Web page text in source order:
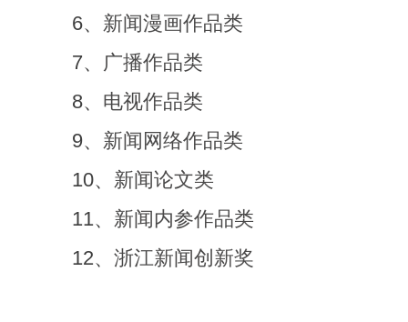
6、 新闻漫画作品类
7、 广播作品类
8、 电视作品类
9、 新闻网络作品类
10、 新闻论文类
11、 新闻内参作品类
12、 浙江新闻创新奖